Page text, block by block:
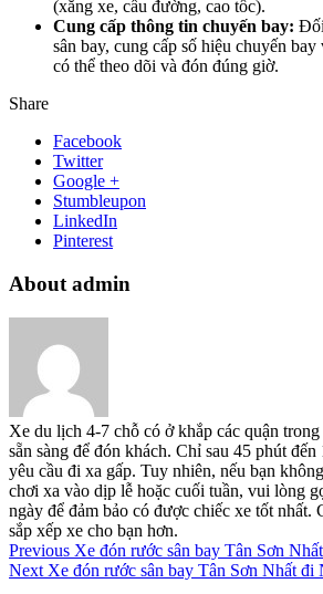
(xăng xe, cầu đường, cao tốc).
Cung cấp thông tin chuyến bay:
sân bay, cung cấp số hiệu chuyến
có thể theo dõi và đón đúng giờ.
Share
Facebook
Twitter
Google +
Stumbleupon
LinkedIn
Pinterest
About admin
Xe du lịch 4-7 chỗ có ở khắp các quận
sẵn sàng để đón khách. Chỉ sau 45 phút
yêu cầu đi xa gấp. Tuy nhiên, nếu bạn
chơi xa vào dịp lễ hoặc cuối tuần, vui lòng
ngày để đảm bảo có được chiếc xe tốt nhất.
sắp xếp xe cho bạn hơn.
Previous Xe đón rước sân bay Tân Sơn
Next Xe đón rước sân bay Tân Sơn Nhất